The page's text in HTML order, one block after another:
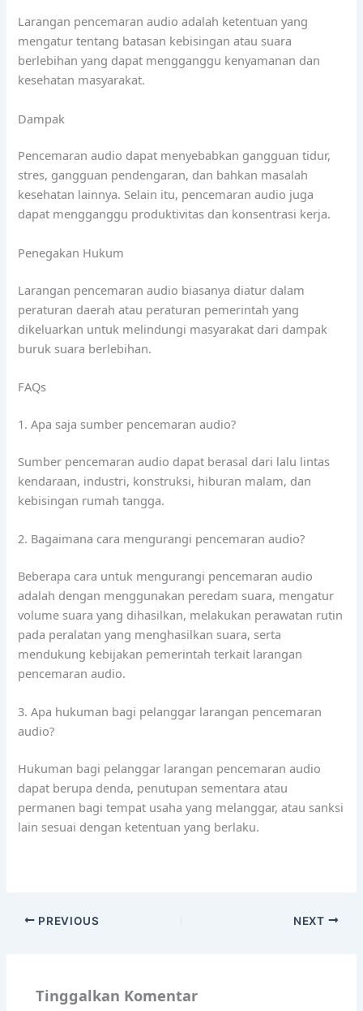
Larangan pencemaran audio adalah ketentuan yang
mengatur tentang batasan kebisingan atau suara
berlebihan yang dapat mengganggu kenyamanan dan
kesehatan masyarakat.
Dampak
Pencemaran audio dapat menyebabkan gangguan tidur,
stres, gangguan pendengaran, dan bahkan masalah
kesehatan lainnya. Selain itu, pencemaran audio juga
dapat mengganggu produktivitas dan konsentrasi kerja.
Penegakan Hukum
Larangan pencemaran audio biasanya diatur dalam
peraturan daerah atau peraturan pemerintah yang
dikeluarkan untuk melindungi masyarakat dari dampak
buruk suara berlebihan.
FAQs
1. Apa saja sumber pencemaran audio?
Sumber pencemaran audio dapat berasal dari lalu lintas
kendaraan, industri, konstruksi, hiburan malam, dan
kebisingan rumah tangga.
2. Bagaimana cara mengurangi pencemaran audio?
Beberapa cara untuk mengurangi pencemaran audio
adalah dengan menggunakan peredam suara, mengatur
volume suara yang dihasilkan, melakukan perawatan rutin
pada peralatan yang menghasilkan suara, serta
mendukung kebijakan pemerintah terkait larangan
pencemaran audio.
3. Apa hukuman bagi pelanggar larangan pencemaran
audio?
Hukuman bagi pelanggar larangan pencemaran audio
dapat berupa denda, penutupan sementara atau
permanen bagi tempat usaha yang melanggar, atau sanksi
lain sesuai dengan ketentuan yang berlaku.
PREVIOUS NEXT
Tinggalkan Komentar